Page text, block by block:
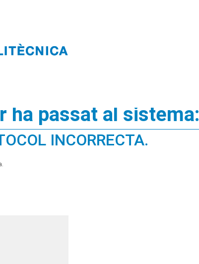
ha passat al sistema:
INCORRECTA.